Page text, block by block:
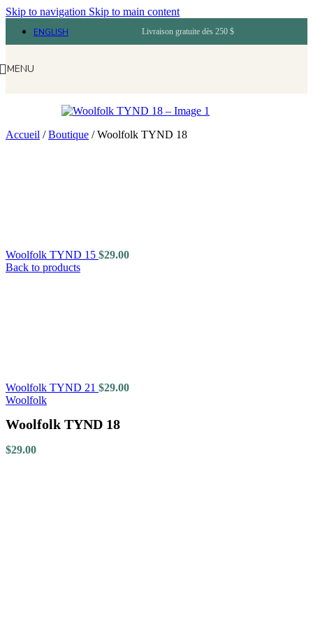
Skip to navigation Skip to main content
ENGLISH Livraison gratuite dès 250 $
MENU
Accueil /Boutique /Woolfolk TYND 18
Woolfolk TYND 15 $29.00
Back to products
Woolfolk TYND 21 $29.00
Woolfolk
Woolfolk TYND 18
$29.00